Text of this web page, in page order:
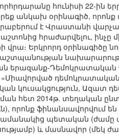
հունիսի 22-ին
անկախ օրինագիծ,
է Վրաստանի
հրաժարվելու, ինչը
Երկրորդ օրինագիծը
երազանք-Դեմոկրատական
դեմոկրատական
կուսակցություն, Ազատ
հետ 2014թ. տեղական
որոնք ֆինանսավորվում
պետական (ժամը
և մասնավոր (մեկ